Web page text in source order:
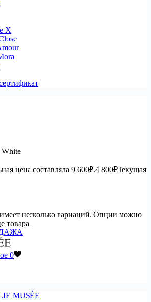
X
White
цена составляла 9 600₽.4 800₽Текущая
несколько вариаций. Опции можно
товара.
0
MUSÉE